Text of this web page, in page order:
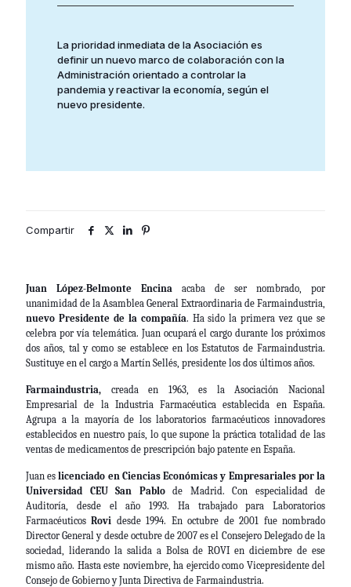
La prioridad inmediata de la Asociación es
definir un nuevo marco de colaboración con la
Administración orientado a controlar la
pandemia y reactivar la economía, según el
nuevo presidente.
Compartir
Juan López-Belmonte Encina acaba de ser nombrado, por
unanimidad de la Asamblea General Extraordinaria de Farmaindustria,
nuevo Presidente de la compañía. Ha sido la primera vez que se
celebra por vía telemática. Juan ocupará el cargo durante los próximos
dos años, tal y como se establece en los Estatutos de Farmaindustria.
Sustituye en el cargo a Martín Sellés, presidente los dos últimos años.
Farmaindustria, creada en 1963, es la Asociación Nacional
Empresarial de la Industria Farmacéutica establecida en España.
Agrupa a la mayoría de los laboratorios farmacéuticos innovadores
establecidos en nuestro país, lo que supone la práctica totalidad de las
ventas de medicamentos de prescripción bajo patente en España.
Juan eslicenciado en Ciencias Económicas y Empresariales por la
Universidad CEU San Pablode Madrid. Con especialidad de
Auditoría, desde el año 1993. Ha trabajado para Laboratorios
FarmacéuticosRovi desde 1994. En octubre de 2001 fue nombrado
Director General y desde octubre de 2007 es el Consejero Delegado de la
sociedad, liderando la salida a Bolsa de ROVI en diciembre de ese
mismo año. Hasta este noviembre, ha ejercido como Vicepresidente del
Consejo de Gobierno y Junta Directiva de Farmaindustria.